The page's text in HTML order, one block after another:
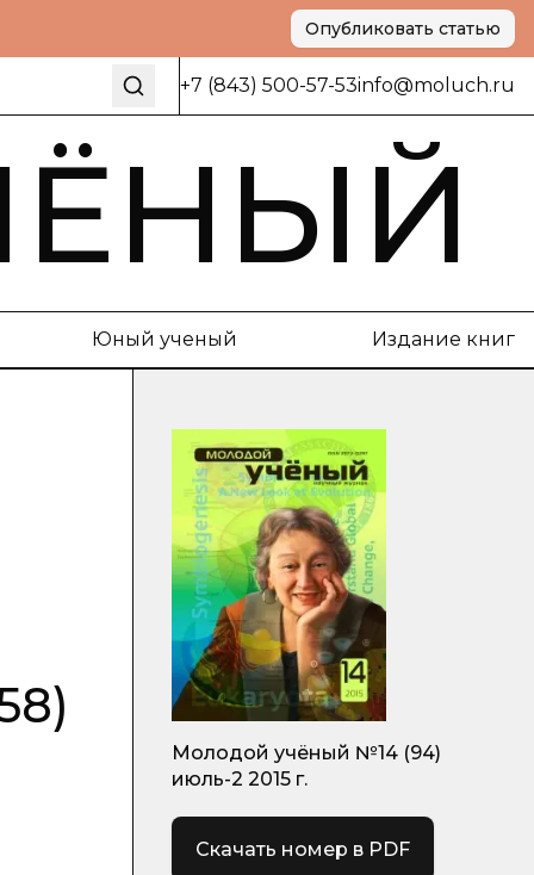
Опубликовать статью
+7 (843) 500-57-53info@moluch.ru
Юный ученый Издание книг
Молодой учёный №14 (94)
июль-2 2015 г.
Скачать номер в PDF